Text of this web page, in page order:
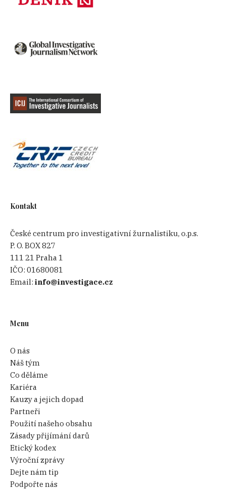
Kontakt
České centrum pro investigativní žurnalistiku, o.p.s.
P. O. BOX 827
111 21 Praha 1
IČO:01680081
Email:info@investigace.cz
Menu
O nás
Náš tým
Co děláme
Kariéra
Kauzy a jejich dopad
Partneři
Použití našeho obsahu
Zásady přijímání darů
Etický kodex
Výroční zprávy
Dejte nám tip
Podpořte nás